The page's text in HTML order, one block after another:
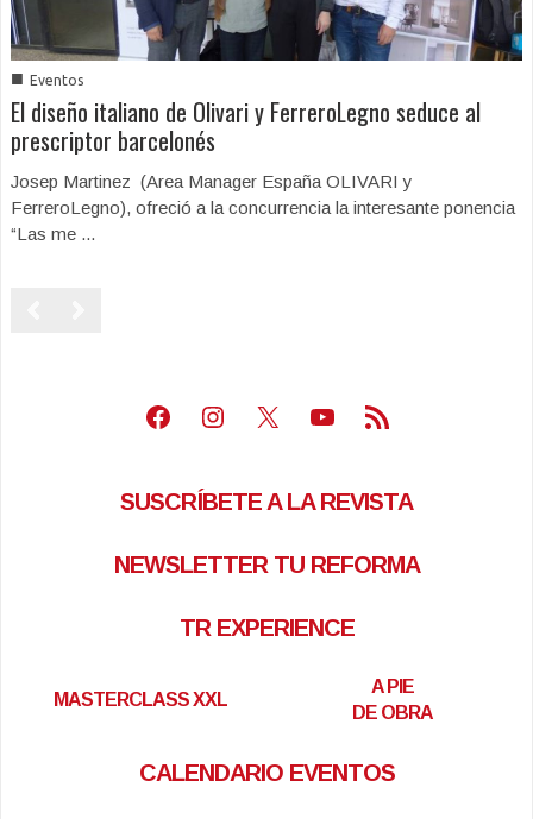
■ Eventos
El diseño italiano de Olivari y FerreroLegno seduce al
prescriptor barcelonés
Josep Martinez (Area Manager España OLIVARI y
FerreroLegno), ofreció a la concurrencia la interesante ponencia
“Las me ...
Facebook
Instagram
X Youtube
Feed RSS
SUSCRÍBETE A LA REVISTA
NEWSLETTER TU REFORMA
TR EXPERIENCE
MASTERCLASS XXL
A PIE
DE OBRA
CALENDARIO EVENTOS